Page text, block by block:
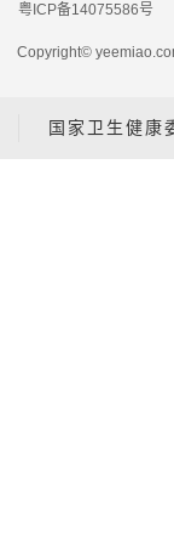
粤ICP备14075586号
Copyright©
国家卫生健康